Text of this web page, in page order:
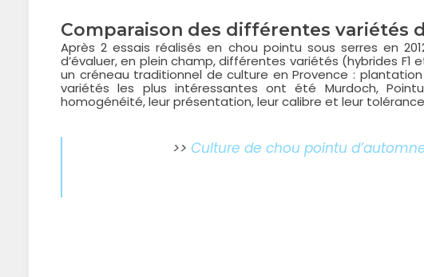
Comparaison des différentes variétés
Après 2 essais réalisés en chou pointu sous serres en
d’évaluer, en plein champ, différentes variétés (hybrides
un créneau traditionnel de culture en Provence :
variétés les plus intéressantes ont été Murdoch,
homogénéité, leur présentation, leur calibre et leur
>> Culture de chou pointu